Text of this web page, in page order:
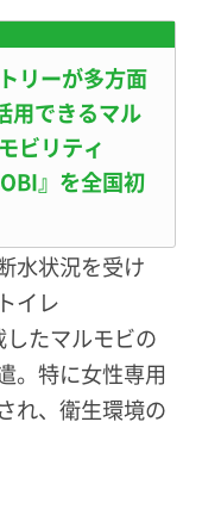
リーが多方面
用できるマル
ビリティ
』を全国初
水状況を受け
イレ
したマルモビの
。特に女性専用
れ、衛生環境の